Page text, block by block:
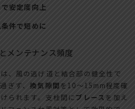
安定度向上
件で短めに
メンテナンス頻度
、風の逃げ道と結合部の健全性で
ぎず、換気隙間 を10〜15mm程度確
られます。支柱間に ブレース を加え